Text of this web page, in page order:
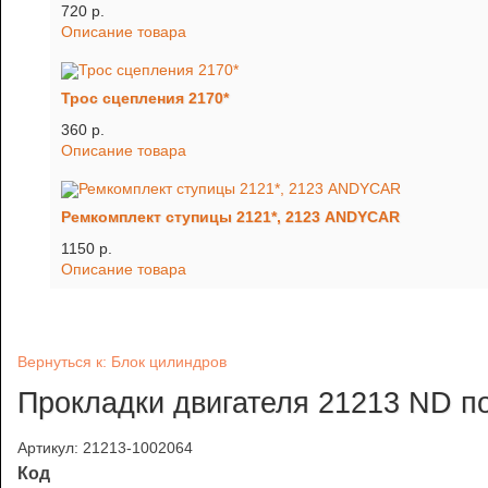
720 p.
Описание товара
Трос сцепления 2170*
360 p.
Описание товара
Ремкомплект ступицы 2121*, 2123 ANDYCAR
1150 p.
Описание товара
Вернуться к: Блок цилиндров
Прокладки двигателя 21213 ND
Артикул: 21213-1002064
Код